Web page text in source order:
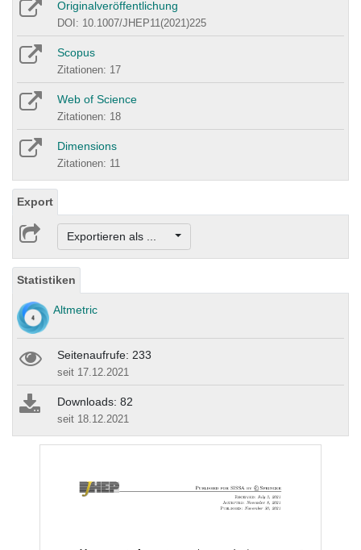
Originalveröffentlichung
DOI: 10.1007/JHEP11(2021)225
Scopus
Zitationen: 17
Web of Science
Zitationen: 18
Dimensions
Zitationen: 11
Export
Exportieren als ...
Statistiken
Altmetric
Seitenaufrufe: 233
seit 17.12.2021
Downloads: 82
seit 18.12.2021